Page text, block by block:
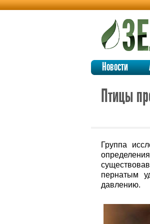
Новости
Птицы
Группа
пернатым
давлению.